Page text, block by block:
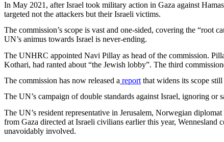
In May 2021, afterIsrael took military action in Gaza against
targeted not the attackers but their Israeli victims.
The commission’s scope is vastand one-sided, covering the “root
UN’s animus towards Israel is never-ending.
The UNHRC appointed Navi Pillay as head of the commission.
Kothari, had ranted about “the Jewish lobby”. The third
The commission has now released a report that widens its scope still
The UN’s campaign of double standards againstIsrael, ignoring or
The UN’s resident representative in Jerusalem, Norwegian diplomat
from Gaza directed at Israeli civilians earlier this year, Wennesland
unavoidably involved.